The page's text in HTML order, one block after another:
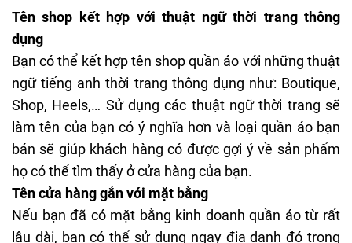
Tên shop kết hợp với thuật ngữ thời trang thông
dụng
Bạn có thể kết hợp tên shop quần áo với những thuật
ngữ tiếng anh thời trang thông dụng như: Boutique,
Shop, Heels,… Sử dụng các thuật ngữ thời trang sẽ
làm tên của bạn có ý nghĩa hơn và loại quần áo bạn
bán sẽ giúp khách hàng có được gợi ý về sản phẩm
họ có thể tìm thấy ở cửa hàng của bạn.
Tên cửa hàng gắn với mặt bằng
Nếu bạn đã có mặt bằng kinh doanh quần áo từ rất
lâu dài, bạn có thể sử dụng ngay địa danh đó trong